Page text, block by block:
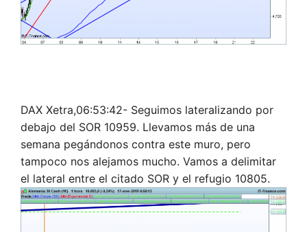
DAX Xetra,06:53:42- Seguimos lateralizando por
debajo del SOR 10959. Llevamos más de una
semana pegándonos contra este muro, pero
tampoco nos alejamos mucho. Vamos a delimitar
el lateral entre el citado SOR y el refugio 10805.